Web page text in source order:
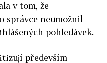
v tom, že
správce neumožnil
pohledávek.
především